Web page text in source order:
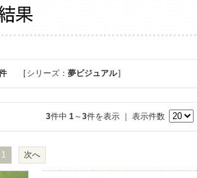
[ シリーズ： 夢ビジュアル]
3件中 1～3件を表示 ｜ 表示件数
1 次へ